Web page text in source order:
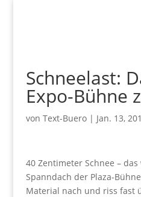
Schneelast:
Expo-Bühne
von Text-Buero| Jan. 13,
40 Zentimeter Schnee –
Spanndach der Plaza-
Material nach und riss fast